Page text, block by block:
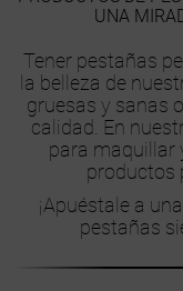
UNA
Tener pestañas
la belleza de
gruesas y sanas
calidad. En
para maquillar
productos
¡Apuéstale a
pestañas